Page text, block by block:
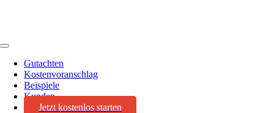
Toggle
NavigationGutachten
Kostenvoranschlag
Beispiele
Kunden
Jetzt kostenlos starten